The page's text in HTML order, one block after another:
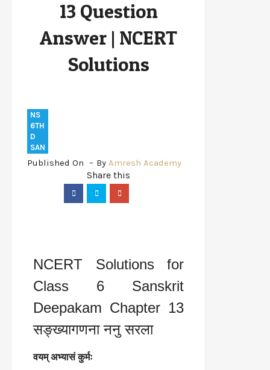
13 Question
Answer | NCERT
Solutions
NS
6TH
D
SAN
Published On By Amresh Academy
NCERT Solutions for
Class 6 Sanskrit
Deepakam Chapter 13
सङ्ख्यागणना ननु सरला
वयम् अभ्यासं कुर्मः